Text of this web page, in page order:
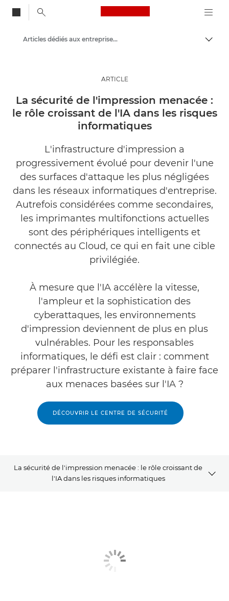
Canon Logo, back
Evénements et témoignages
Articles dédiés aux entreprises et aux professionnels
ARTICLE
La sécurité de l'impression menacée :
le rôle croissant de l'IA dans les risques
informatiques
L'infrastructure d'impression a
progressivement évolué pour devenir l'une
des surfaces d'attaque les plus négligées
dans les réseaux informatiques d'entreprise.
Autrefois considérées comme secondaires,
les imprimantes multifonctions actuelles
sont des périphériques intelligents et
connectés au Cloud, ce qui en fait une cible
privilégiée.
À mesure que l'IA accélère la vitesse,
l'ampleur et la sophistication des
cyberattaques, les environnements
d'impression deviennent de plus en plus
vulnérables. Pour les responsables
informatiques, le défi est clair : comment
préparer l'infrastructure existante à faire face
aux menaces basées sur l'IA ?
DÉCOUVRIR LE CENTRE DE SÉCURITÉ
La sécurité de l'impression menacée : le rôle croissant de
l'IA dans les risques informatiques